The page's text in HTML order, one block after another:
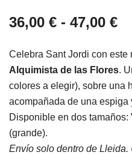
36,00 € - 47,00 €
Celebra Sant Jordi con este
Alquimista de las Flores.
colores a elegir), sobre una
acompañada de una espiga
Disponible en dos tamaños:
(grande).
Envío solo dentro de